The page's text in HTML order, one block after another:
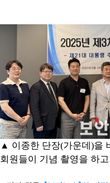
▲ 이종한 단장(가운데)을
회원들이 기념 촬영을 하